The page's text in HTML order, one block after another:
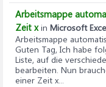
Arbeitsmappe
Zeit xin Microsoft
Arbeitsmappe
Guten Tag, Ich habe
Liste, auf die
bearbeiten. Nun
einer Zeit x...